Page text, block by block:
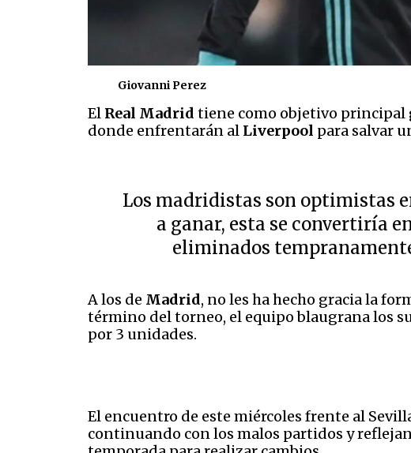
Giovanni Perez
El Real Madrid tiene como objetivo principal
donde enfrentarán al Liverpool para salvar
Los madridistas son optimistas
a ganar, esta se convertiría
eliminados
A los de Madrid, no les ha hecho gracia la
término del torneo, el equipo blaugrana los
por 3 unidades.
El encuentro de este miércoles frente al
continuando con los malos partidos y